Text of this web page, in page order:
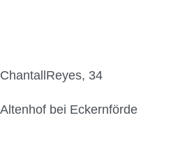
ChantallReyes, 34
Altenhof bei Eckernförde